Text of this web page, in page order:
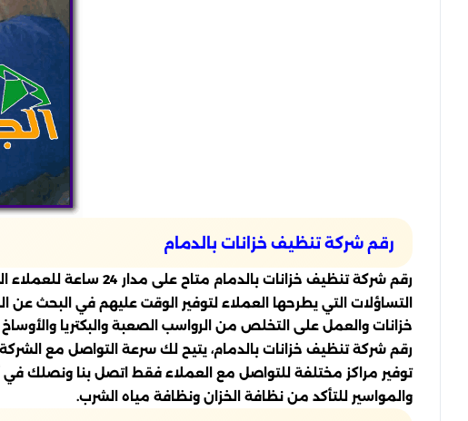
رقم شركة تنظيف خزانات بالدمام
رقم شركة تنظيف
التساؤلات التي يطرحها العملاء لتوفير الوقت عليهم في البحث
خزانات والعمل على التخلص من الرواسب الصعبة والبكتريا والأوساخ
رقم شركة تنظيف خزانات بالدمام، يتيح لك سرعة التواصل مع
توفير مراكز مختلفة للتواصل مع العملاء فقط اتصل بنا ونصلك
والمواسير للتأكد من نظافة الخزان ونظافة مياه الشرب.